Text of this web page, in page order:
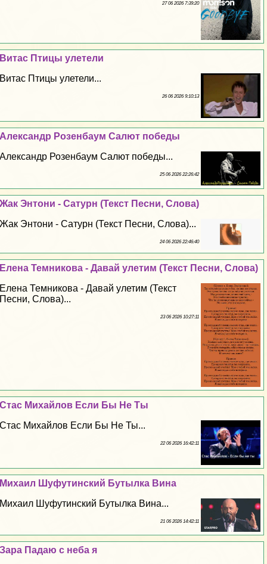
27 06 2026 7:39:20
Витас Птицы улетели
Витас Птицы улетели...
26 06 2026 9:10:13
Александр Розенбаум Салют победы
Александр Розенбаум Салют победы...
25 06 2026 22:26:42
Жак Энтони - Сатурн (Текст Песни, Слова)
Жак Энтони - Сатурн (Текст Песни, Слова)...
24 06 2026 22:46:40
Елена Темникова - Давай улетим (Текст Песни, Слова)
Елена Темникова - Давай улетим (Текст
Песни, Слова)...
23 06 2026 10:27:11
Стас Михайлов Если Бы Не Ты
Стас Михайлов Если Бы Не Ты...
22 06 2026 16:42:11
Михаил Шуфутинский Бутылка Вина
Михаил Шуфутинский Бутылка Вина...
21 06 2026 14:42:11
Зара Падаю с неба я